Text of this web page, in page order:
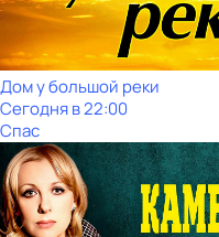
Дом у большой реки
Сегодня в 22:00
Спас